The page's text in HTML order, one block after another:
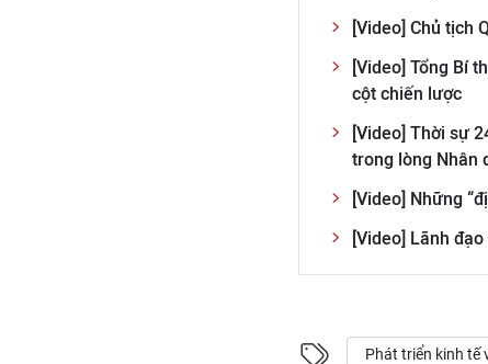
[Video] Chủ tịch
[Video] Tổng Bí
cột chiến lược
[Video] Thời sự
trong lòng Nhân
[Video] Những
[Video] Lãnh
Phát triển kinh tế